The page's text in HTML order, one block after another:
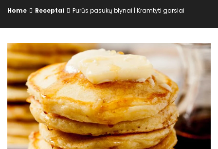
Home Receptai Purūs pasukų blynai | Kramtyti garsiai